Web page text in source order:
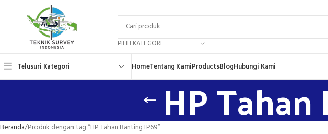
PILIH KATEGORI
Telusuri Kategori HomeTentang KamiProductsBlogHubungi Kami
HP
Beranda Produk dengan tag “HP Tahan Banting IP69”